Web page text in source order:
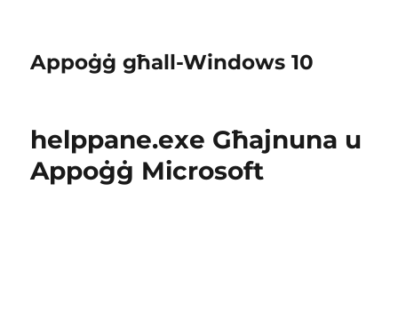
Appoġġ għall-Windows 10
helppane.exe Għajnuna u
Appoġġ Microsoft